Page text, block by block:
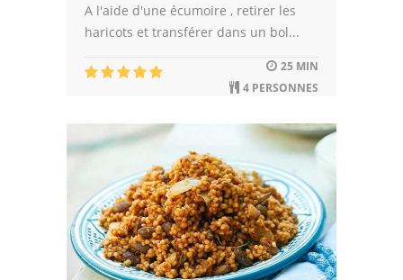
A l'aide d'une écumoire , retirer les
haricots et transférer dans un bol...
25 MIN
4 PERSONNES